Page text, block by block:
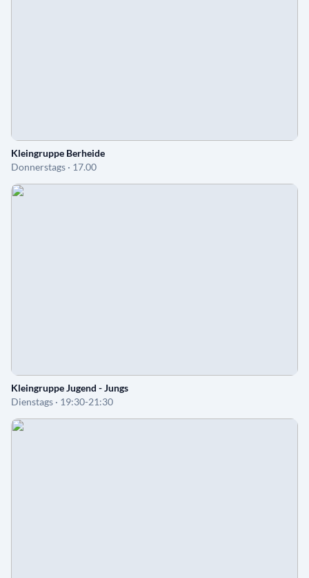
Kleingruppe Berheide
Donnerstags · 17.00
Kleingruppe Jugend - Jungs
Dienstags · 19:30-21:30